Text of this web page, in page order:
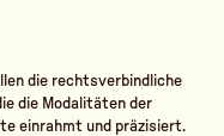
die rechtsverbindliche
die Modalitäten der
einrahmt und präzisiert.